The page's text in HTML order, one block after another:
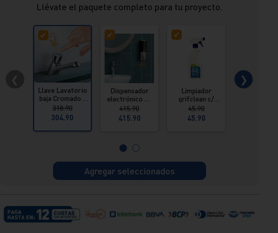
Llévate el paquete completo para tu proyecto.
Llave Lavatorio
baja Cromado -
Temporizada
Vainsa
318.90
304.90
Dispensador
electrónico de
baño a la pared
Vainsa
415.90
415.90
Limpiador
grifclean c/
pulverizador
615 ml Vainsa
45.90
45.90
Sumidero
❯
Agregar seleccionados